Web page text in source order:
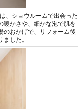
、ショウルームで出会った
暖かさや、細かな泡で肌を
のおかげで、リフォーム後
した。